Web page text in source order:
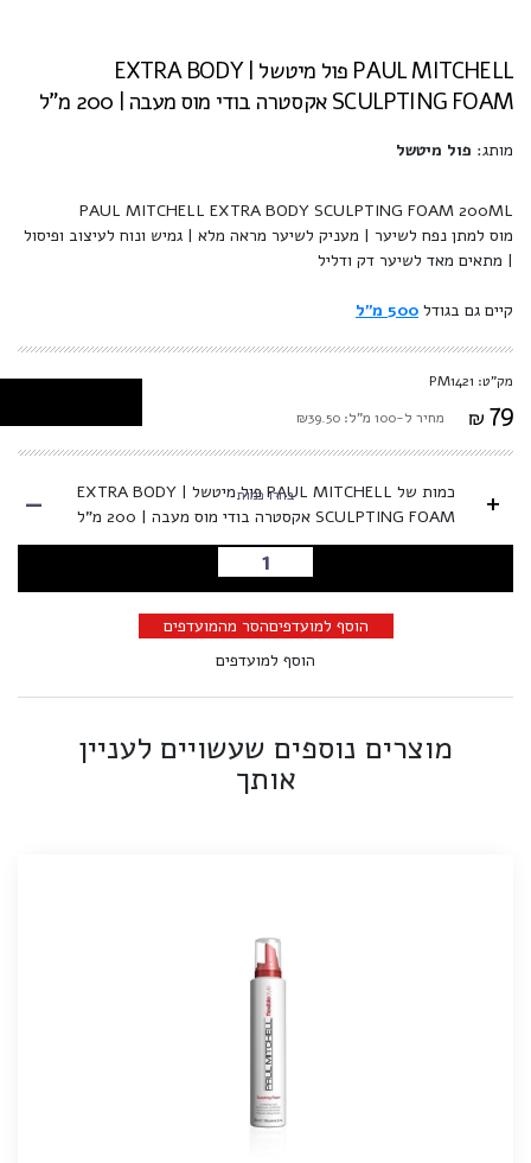
PAUL MITCHELL פול מיטשל | EXTRA BODY
SCULPTING FOAM אקסטרה בודי מוס מעבה | 200 מ"ל
מותג: פול מיטשל
PAUL MITCHELL EXTRA BODY SCULPTING FOAM 200ML
מוס למתן נפח לשיער | מעניק לשיער מראה מלא | גמיש ונוח לעיצוב ופיסול
| מתאים מאד לשיער דק ודליל
קיים גם בגודל 500 מ"ל
מק"ט: PM1421
₪ 79 מחיר ל-100 מ"ל: ₪39.50
+
כמות של PAUL MITCHELL פול מיטשל | EXTRA BODY
SCULPTING FOAM אקסטרה בודי מוס מעבה | 200 מ"ל
בחרו כמות -
הוספה לסל
הוסף למועדפיםהסר מהמועדפים
הוסף למועדפים
מוצרים נוספים שעשויים לעניין
אותך